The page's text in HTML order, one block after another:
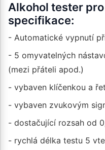
Alkohol tester
specifikace:
- Automatické vypnutí
- 5 omyvatelných
(mezi přáteli apod.)
- vybaven klíčenkou a
- vybaven zvukovým
- dostačující rozsah od
- rychlá délka testu 5